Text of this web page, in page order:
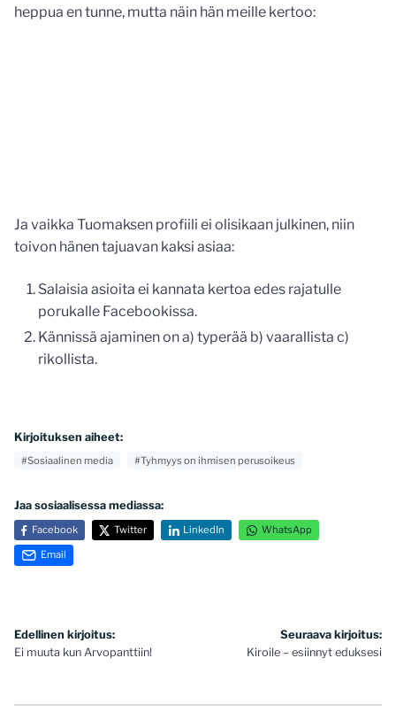
heppua en tunne, mutta näin hän meille kertoo:
Ja vaikka Tuomaksen profiili ei olisikaan julkinen, niin
toivon hänen tajuavan kaksi asiaa:
Salaisia asioita ei kannata kertoa edes rajatulle
porukalle Facebookissa.
Kännissä ajaminen on a) typerää b) vaarallista c)
rikollista.
Kirjoituksen aiheet:
#Sosiaalinen media #Tyhmyys on ihmisen perusoikeus
Jaa sosiaalisessa mediassa:
Facebook Twitter LinkedIn WhatsApp
Email
Artikkelien
selaus
Edellinen kirjoitus:
Ei muuta kun Arvopanttiin!
Seuraava kirjoitus:
Kiroile – esiinnyt eduksesi